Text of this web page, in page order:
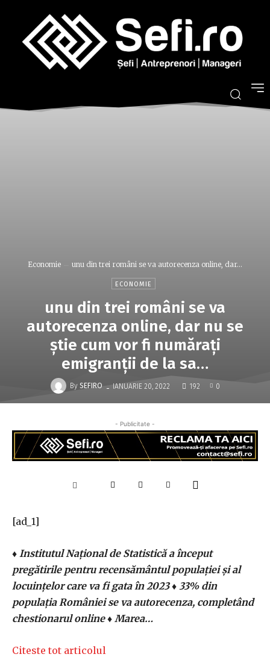
Economie unu din trei români se va autorecenza online, dar...
ECONOMIE
unu din trei români se va
autorecenza online, dar nu se
ştie cum vor fi număraţi
emigranţii de la sa…
By SEFIRO - IANUARIE 20, 2022 192 0
- Publicitate -
[ad_1]
♦ Institutul Naţional de Statistică a început
pregătirile pentru recensământul populaţiei şi al
locuinţelor care va fi gata în 2023 ♦ 33% din
populaţia României se va autorecenza, completând
chestionarul online ♦ Marea…
Citeste tot articolul